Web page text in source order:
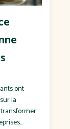
ont
la